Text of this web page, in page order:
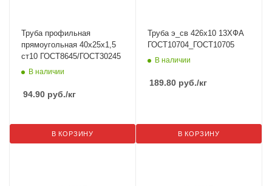
Труба профильная
прямоугольная 40х25х1,5
ст10 ГОСТ8645/ГОСТ30245
В наличии
94.90 руб./кг
В КОРЗИНУ
Труба э_св 426х10 13ХФА
ГОСТ10704_ГОСТ10705
В наличии
189.80 руб./кг
В КОРЗИНУ